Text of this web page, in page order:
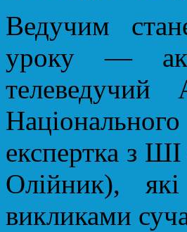
Ведучим
уроку —
телеведучий
експертка з
Олійник),
викликами